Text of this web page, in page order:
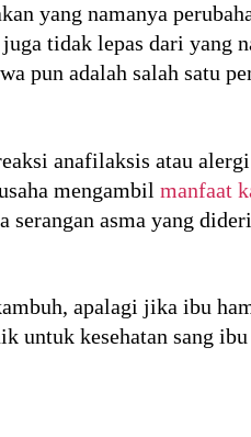
yang namanya
tidak lepas dari yang
pun adalah salah satu
anafilaksis atau
mengambil manfaat
serangan asma yang
apalagi jika ibu
untuk kesehatan sang